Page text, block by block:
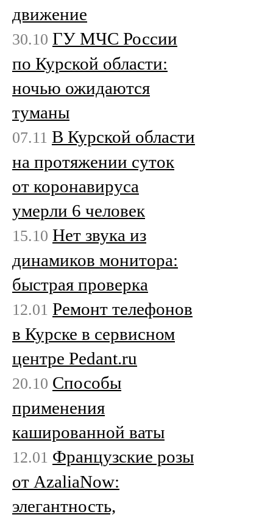
движение
30.10 ГУ МЧС России
по Курской области:
ночью ожидаются
туманы
07.11 В Курской области
на протяжении суток
от коронавируса
умерли 6 человек
15.10 Нет звука из
динамиков монитора:
быстрая проверка
12.01 Ремонт телефонов
в Курске в сервисном
центре Pedant.ru
20.10 Способы
применения
кашированной ваты
12.01 Французские розы
от AzaliaNow:
элегантность,